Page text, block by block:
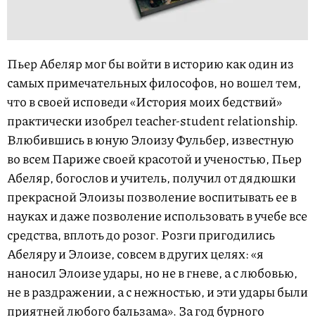
Пьер Абеляр мог бы войти в историю как один из
самых примечательных философов, но вошел тем,
что в своей исповеди «История моих бедствий»
практически изобрел teacher-student relationship.
Влюбившись в юную Элоизу Фульбер, известную
во всем Париже своей красотой и ученостью, Пьер
Абеляр, богослов и учитель, получил от дядюшки
прекрасной Элоизы позволение воспитывать ее в
науках и даже позволение использовать в учебе все
средства, вплоть до розог. Розги пригодились
Абеляру и Элоизе, совсем в других целях: «я
наносил Элоизе удары, но не в гневе, а с любовью,
не в раздражении, а с нежностью, и эти удары были
приятней любого бальзама». За год бурного